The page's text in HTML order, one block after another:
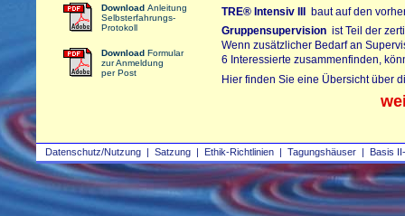
Datenschutz/Nutzung | Satzung | Ethik-Richtlinien | Tagungshäuser | Basis
Download Anleitung
Selbsterfahrungs-
Protokoll
Download Formular
zur Anmeldung
per Post
TRE® Intensiv III baut auf den
Gruppensupervision ist Teil der
Wenn zusätzlicher Bedarf an
6 Interessierte zusammenfinden,
Hier finden Sie eine Übersicht über